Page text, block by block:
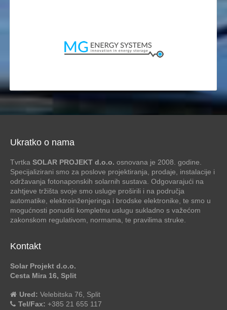
Ukratko o nama
Tvrtka SOLAR PROJEKT d.o.o. osnovana je 2008. godine.
Specijalizirani smo za poslove projektiranja, prodaje, instalacije i
održavanja fotonaponskih solarnih sustava. Odgovarajući na
zahtjeve tržišta svoje smo usluge proširili i na područja
automatike, elektroinženjeringa i brodske elektronike, te smo u
mogućnosti ponuditi kompletnu uslugu sukladno s važećom
zakonskom regulativom, normama, te pravilima struke.
Kontakt
Solar Projekt d.o.o.
Cesta Mira 16, Split
Ured: Velebitska 76, Split
Tel/Fax: +385 21 655 117